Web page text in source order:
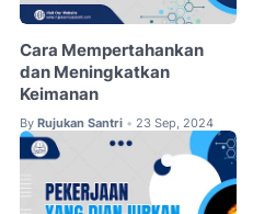
Cara Mempertahankan
dan Meningkatkan
Keimanan
By Rujukan Santri • 23 Sep, 2024